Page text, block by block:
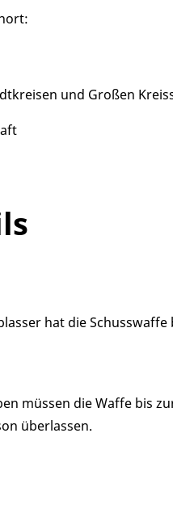
und Großen
hat die
müssen die Waffe bis
überlassen.